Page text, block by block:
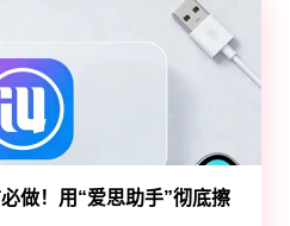
做！用“爱思助手”彻底擦